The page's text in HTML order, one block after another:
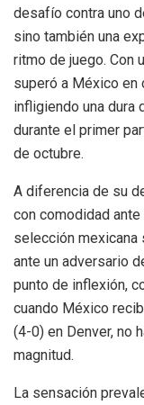
desafío contra uno
sino también una
ritmo de juego. Con
superó a México en
infligiendo una dura
durante el primer
de octubre.
A diferencia de su
con comodidad
selección mexicana
ante un adversario
punto de inflexión,
cuando México
(4-0) en Denver, no
magnitud.
La sensación